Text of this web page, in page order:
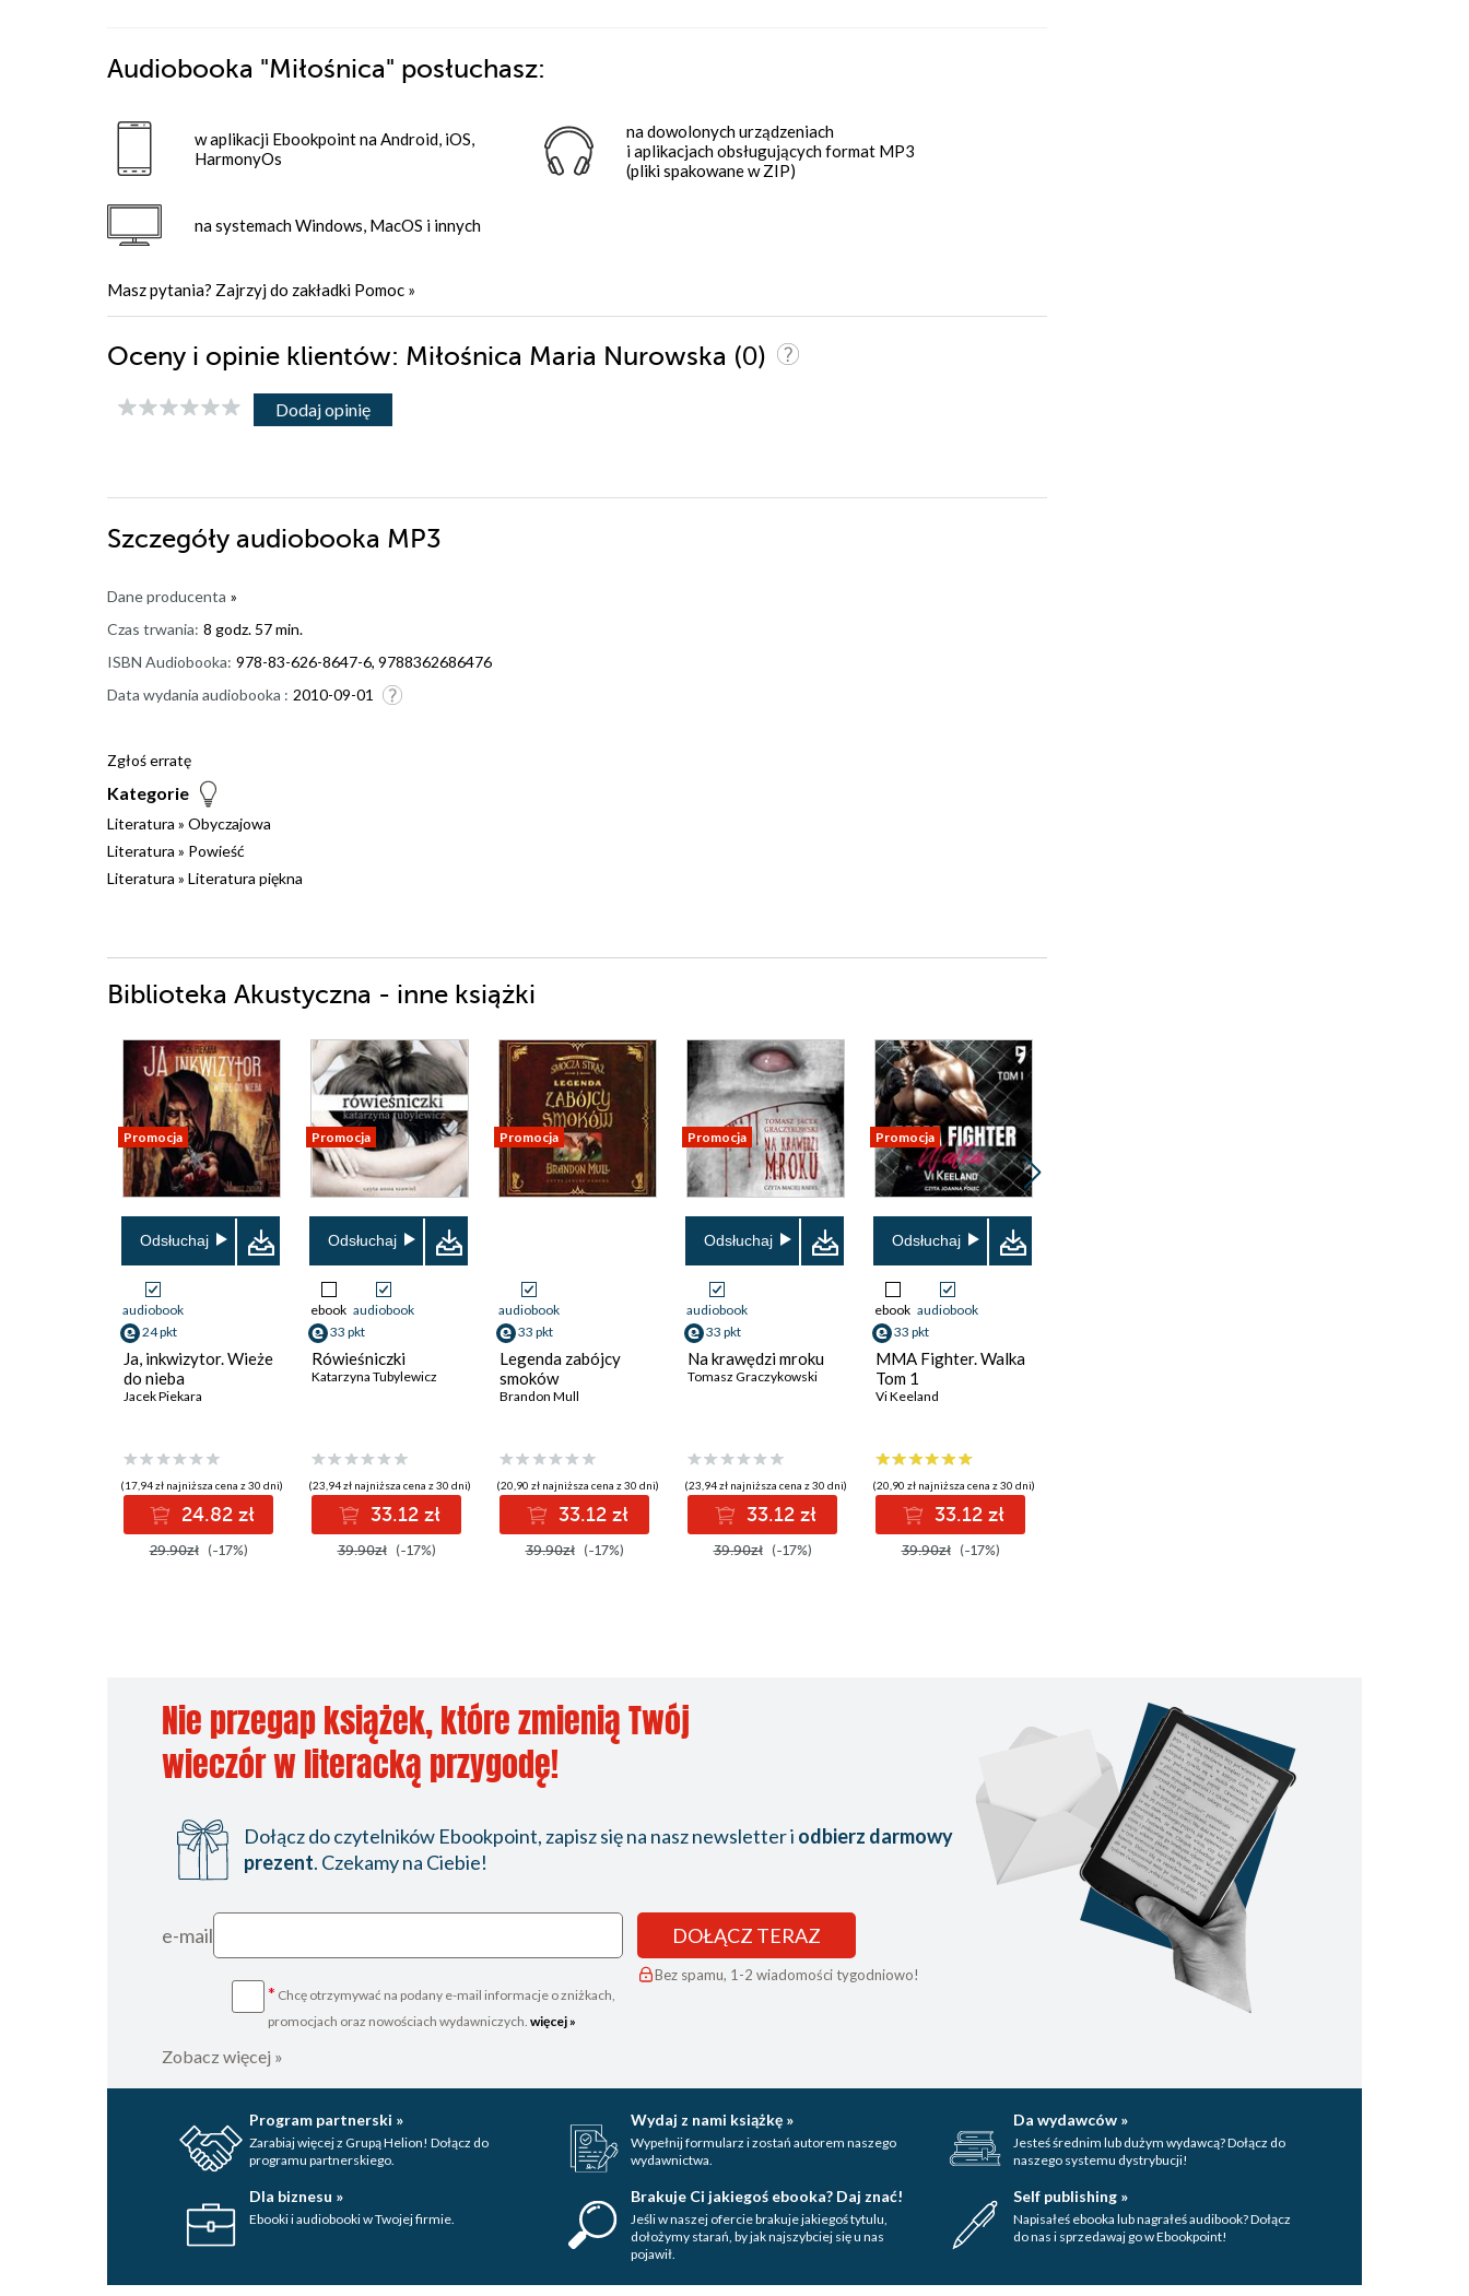
Audiobooka "Miłośnica" posłuchasz:
w aplikacji Ebookpoint na Android, iOS,
HarmonyOs
na systemach Windows, MacOS i innych
na dowolonych urządzeniach
i aplikacjach obsługujących format MP3
(pliki spakowane w ZIP)
Masz pytania? Zajrzyj do zakładki Pomoc »
Oceny i opinie klientów: Miłośnica Maria Nurowska (0)
Dodaj opinię
Szczegóły audiobooka MP3
Dane producenta »
Czas trwania: 8 godz. 57 min.
ISBN Audiobooka: 978-83-626-8647-6, 9788362686476
Data wydania audiobooka : 2010-09-01
Zgłoś erratę
Kategorie
Literatura » Obyczajowa
Literatura » Powieść
Literatura » Literatura piękna
Biblioteka Akustyczna - inne książki
Promocja
Odsłuchaj
audiobook
24 pkt
Ja, inkwizytor. Wieże
do nieba
Jacek Piekara
(17,94 zł najniższa cena z 30 dni)
24.82 zł
29.90zł (-17%)
Promocja
Odsłuchaj
ebook audiobook
33 pkt
Rówieśniczki
Katarzyna Tubylewicz
(23,94 zł najniższa cena z 30 dni)
33.12 zł
39.90zł (-17%)
Promocja
audiobook
33 pkt
Legenda zabójcy
smoków
Brandon Mull
(20,90 zł najniższa cena z 30 dni)
33.12 zł
39.90zł (-17%)
Promocja
Odsłuchaj
audiobook
33 pkt
Na krawędzi mroku
Tomasz Graczykowski
(23,94 zł najniższa cena z 30 dni)
33.12 zł
39.90zł (-17%)
Promocja
Odsłuchaj
ebook audiobook
33 pkt
MMA Fighter. Walka
Tom 1
Vi Keeland
(20,90 zł najniższa cena z 30 dni)
33.12 zł
39.90zł (-17%)
Nie przegap książek, które zmienią Twój
wieczór w literacką przygodę!
Dołącz do czytelników Ebookpoint, zapisz się na nasz newsletter i odbierz darmowy
prezent. Czekamy na Ciebie!
e-mail
* Chcę otrzymywać na podany e-mail informacje o zniżkach,
promocjach oraz nowościach wydawniczych. więcej »
DOŁĄCZ TERAZ
Bez spamu, 1-2 wiadomości tygodniowo!
Zobacz więcej »
Program partnerski »
Zarabiaj więcej z Grupą Helion! Dołącz do
programu partnerskiego.
Wydaj z nami książkę »
Wypełnij formularz i zostań autorem naszego
wydawnictwa.
Da wydawców »
Jesteś średnim lub dużym wydawcą? Dołącz do
naszego systemu dystrybucji!
Dla biznesu »
Ebooki i audiobooki w Twojej firmie.
Brakuje Ci jakiegoś ebooka? Daj znać!
Jeśli w naszej ofercie brakuje jakiegoś tytulu,
dołożymy starań, by jak najszybciej się u nas
pojawił.
Self publishing »
Napisałeś ebooka lub nagrałeś audibook? Dołącz
do nas i sprzedawaj go w Ebookpoint!